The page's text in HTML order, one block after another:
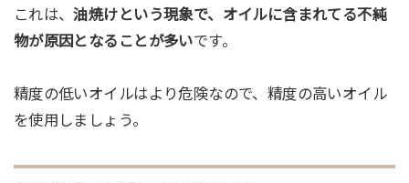
これは、油焼けという現象で、オイルに含まれてる不純
物が原因となることが多いです。
精度の低いオイルはより危険なので、精度の高いオイル
を使用しましょう。